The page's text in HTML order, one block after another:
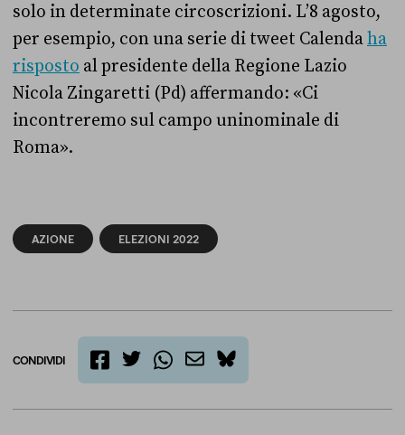
solo in determinate circoscrizioni. L’8 agosto,
per esempio, con una serie di tweet Calendaha
risposto al presidente della Regione Lazio
Nicola Zingaretti (Pd) affermando: «Ci
incontreremo sul campo uninominale di
Roma».
AZIONE ELEZIONI 2022
CONDIVIDI
bluesky